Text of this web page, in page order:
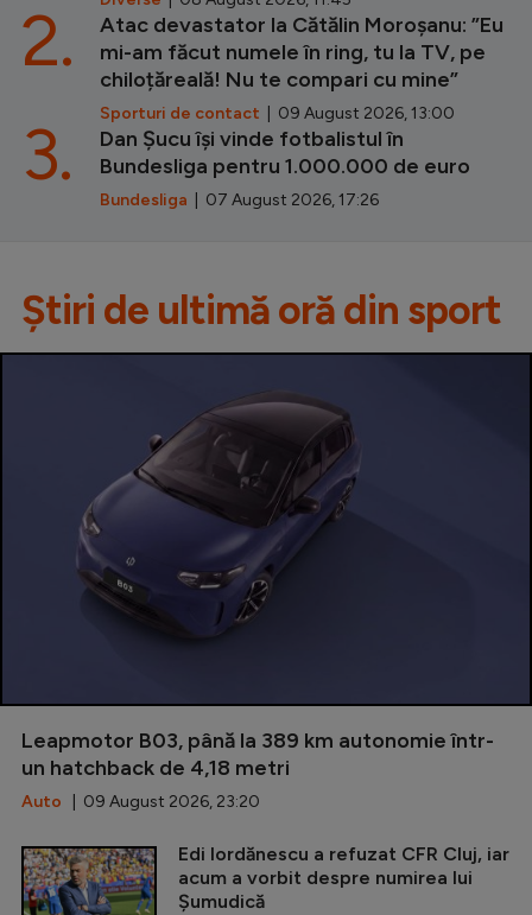
Atac devastator la Cătălin Moroșanu: ”Eu
mi-am făcut numele în ring, tu la TV, pe
chiloțăreală! Nu te compari cu mine”
Sporturi de contact | 09 August 2026, 13:00
2.
Dan Șucu își vinde fotbalistul în
Bundesliga pentru 1.000.000 de euro
Bundesliga | 07 August 2026, 17:26
3.
Știri de ultimă oră din sport
Leapmotor B03, până la 389 km autonomie într-
un hatchback de 4,18 metri
Auto | 09 August 2026, 23:20
Edi Iordănescu a refuzat CFR Cluj, iar
acum a vorbit despre numirea lui
Șumudică